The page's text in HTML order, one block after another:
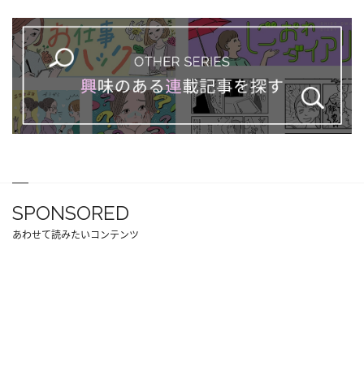
SPONSORED
あわせて読みたいコンテンツ